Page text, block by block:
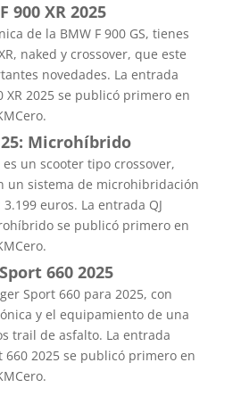
900 XR 2025
de la BMW F 900 GS, tienes
naked y crossover, que este
novedades. La entrada
XR 2025 se publicó primero en
Microhíbrido
es un scooter tipo crossover,
un sistema de microhibridación
euros. La entrada QJ
se publicó primero en
660 2025
Sport 660 para 2025, con
y el equipamiento de una
trail de asfalto. La entrada
2025 se publicó primero en